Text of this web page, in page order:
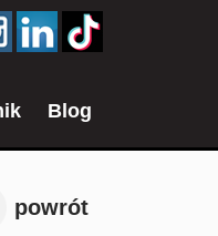
Blog
powrót